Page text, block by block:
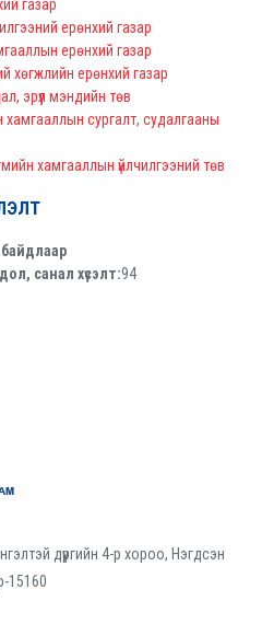
газар
ерөнхий газар
ерөнхий газар
хөгжлийн ерөнхий газар
эрүүл мэндийн төв
сургалт, судалгааны
хамгааллын үйлчилгээний төв
санал хүсэлт:94
дүүргийн 4-р хороо, Нэгдсэн
15160